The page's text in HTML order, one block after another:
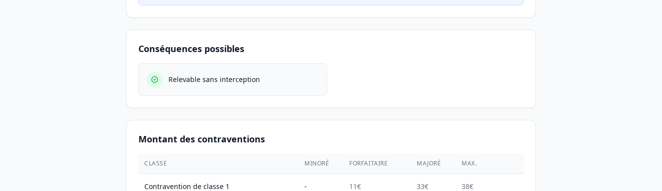
Conséquences possibles
Relevable sans interception
Montant des contraventions
CLASSE MINORÉ FORFAITAIRE MAJORÉ MAX.
Contravention de classe 1 - 11€ 33€ 38€